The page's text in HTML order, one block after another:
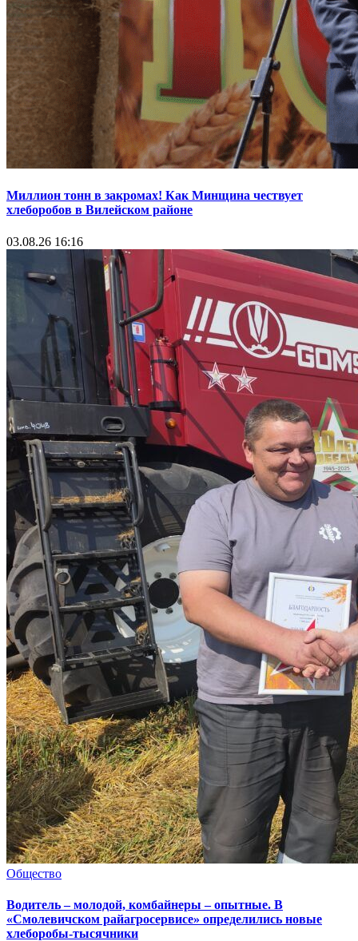
Миллион тонн в закромах! Как Минщина чествует
хлеборобов в Вилейском районе
03.08.26 16:16
Общество
Водитель – молодой, комбайнеры – опытные. В
«Смолевичском райагросервисе» определились новые
хлеборобы-тысячники